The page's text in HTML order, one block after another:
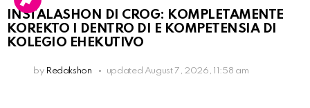
INSTALASHON DI CROG: KOMPLETAMENTE
KOREKTO I DENTRO DI E KOMPETENSIA DI
KOLEGIO EHEKUTIVO
by Redakshon updated August 7, 2026, 11:58 am